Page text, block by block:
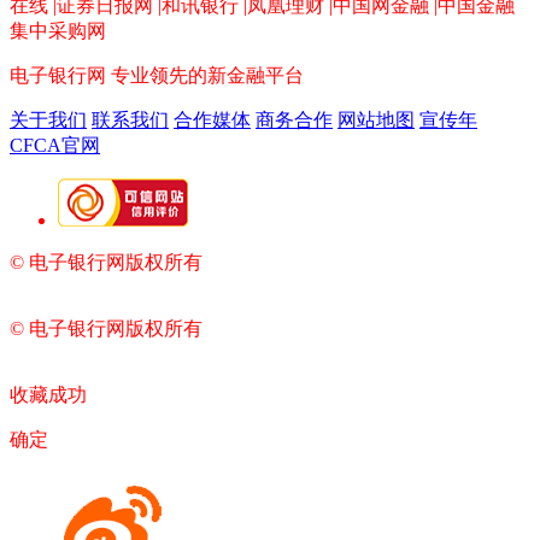
在线 |证券日报网 |和讯银行 |凤凰理财 |中国网金融 |中国金融
集中采购网
电子银行网 专业领先的新金融平台
关于我们 联系我们 合作媒体 商务合作 网站地图 宣传年
CFCA官网
© 电子银行网版权所有
© 电子银行网版权所有
收藏成功
确定